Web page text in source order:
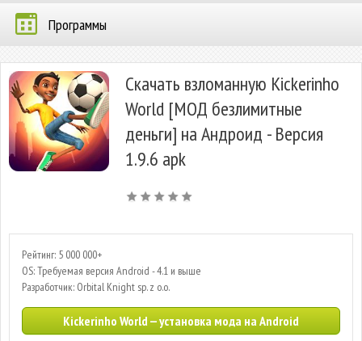
Программы
Скачать взломанную Kickerinho
World [МОД безлимитные
деньги] на Андроид - Версия
1.9.6 apk
Рейтинг: 5 000 000+
OS: Требуемая версия Android - 4.1 и выше
Разработчик: Orbital Knight sp. z o.o.
Kickerinho World — установка мода на Android